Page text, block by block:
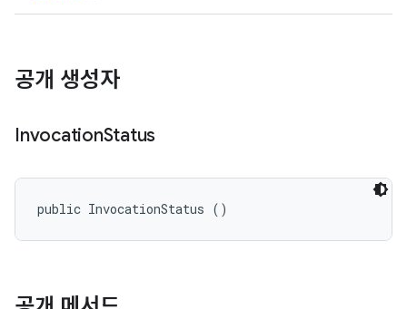
공개 생성자
InvocationStatus
public InvocationStatus ()